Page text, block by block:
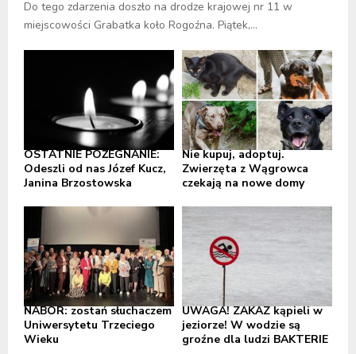
Do tego zdarzenia doszło na drodze krajowej nr 11 w
miejscowości Grabatka koło Rogoźna. Piątek,...
OSTATNIE POŻEGNANIE:
Odeszli od nas Józef Kucz,
Janina Brzostowska
Nie kupuj, adoptuj.
Zwierzęta z Wągrowca
czekają na nowe domy
NABÓR: zostań słuchaczem
Uniwersytetu Trzeciego
Wieku
UWAGA! ZAKAZ kąpieli w
jeziorze! W wodzie są
groźne dla ludzi BAKTERIE